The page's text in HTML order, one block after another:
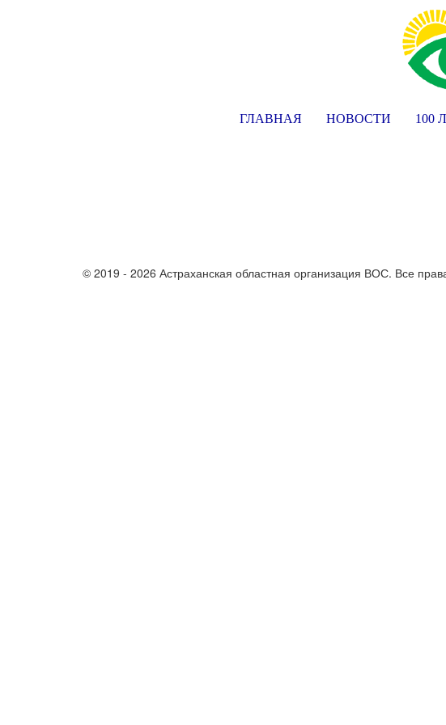
ГЛАВНАЯ НОВОСТИ 100
© 2019 - 2026 Астраханская областная организация ВОС. Все